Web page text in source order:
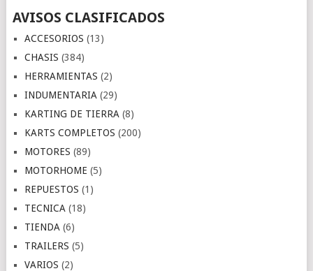
AVISOS CLASIFICADOS
ACCESORIOS (13)
CHASIS (384)
HERRAMIENTAS (2)
INDUMENTARIA (29)
KARTING DE TIERRA (8)
KARTS COMPLETOS (200)
MOTORES (89)
MOTORHOME (5)
REPUESTOS (1)
TECNICA (18)
TIENDA (6)
TRAILERS (5)
VARIOS (2)